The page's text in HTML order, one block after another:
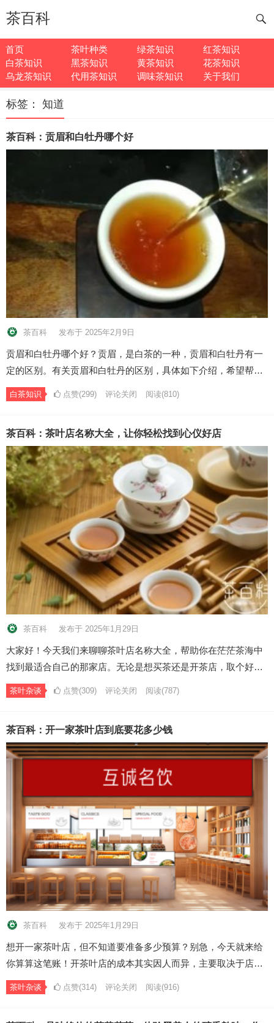
茶百科
首页 茶叶种类 绿茶知识
红茶知识
白茶知识
黑茶知识 黄茶知识
花茶知识
乌龙茶知识
代用茶知识 调味茶知识 关于我们
标签： 知道
茶百科：贡眉和白牡丹哪个好
茶百科 发布于 2025年2月9日
贡眉和白牡丹哪个好？贡眉，是白茶的一种，贡眉和白牡丹有一
定的区别。有关贡眉和白牡丹的区别，具体如下介绍，希望帮…
白茶知识 点赞(299) 评论关闭 阅读(810)
茶百科：茶叶店名称大全，让你轻松找到心仪好店
茶百科 发布于 2025年1月29日
大家好！今天我们来聊聊茶叶店名称大全，帮助你在茫茫茶海中
找到最适合自己的那家店。无论是想买茶还是开茶店，取个好…
茶叶杂谈 点赞(309) 评论关闭 阅读(787)
茶百科：开一家茶叶店到底要花多少钱
茶百科 发布于 2025年1月29日
想开一家茶叶店，但不知道要准备多少预算？别急，今天就来给
你算算这笔账！开茶叶店的成本其实因人而异，主要取决于店…
茶叶杂谈 点赞(314) 评论关闭 阅读(916)